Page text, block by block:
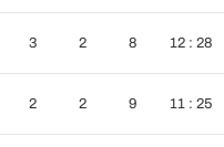
3 2 8 12 : 28
2 2 9 11 : 25